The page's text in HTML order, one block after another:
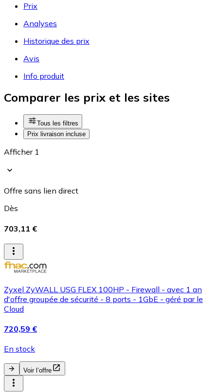
Prix
Analyses
Historique des prix
Avis
Info produit
Comparer les prix et les sites
Tous les filtres
Prix livraison incluse
Afficher 1
Offre sans lien direct
Dès
703,11 €
Zyxel ZyWALL USG FLEX 100HP - Firewall - avec 1 an
d'offre groupée de sécurité - 8 ports - 1GbE - géré par le
Cloud
720,59 €
En stock
Voir l’offre